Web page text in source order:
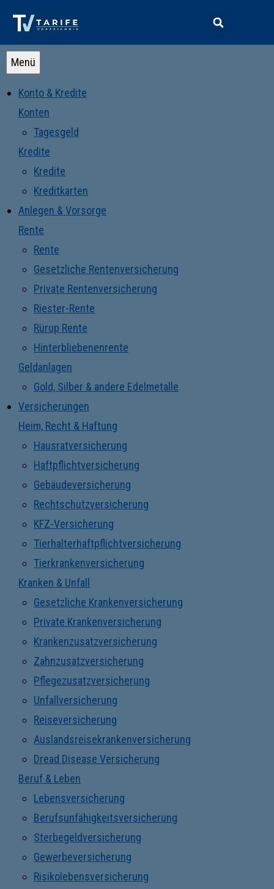
Menü
Konto & Kredite
Konten
Tagesgeld
Kredite
Kredite
Kreditkarten
Anlegen & Vorsorge
Rente
Rente
Gesetzliche Rentenversicherung
Private Rentenversicherung
Riester-Rente
Rürup Rente
Hinterbliebenenrente
Geldanlagen
Gold, Silber & andere Edelmetalle
Versicherungen
Heim, Recht & Haftung
Hausratversicherung
Haftpflichtversicherung
Gebäudeversicherung
Rechtschutzversicherung
KFZ-Versicherung
Tierhalterhaftpflichtversicherung
Tierkrankenversicherung
Kranken & Unfall
Gesetzliche Krankenversicherung
Private Krankenversicherung
Krankenzusatzversicherung
Zahnzusatzversicherung
Pflegezusatzversicherung
Unfallversicherung
Reiseversicherung
Auslandsreisekrankenversicherung
Dread Disease Versicherung
Beruf & Leben
Lebensversicherung
Berufsunfähigkeitsversicherung
Sterbegeldversicherung
Gewerbeversicherung
Risikolebensversicherung